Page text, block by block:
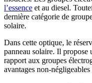
l’essence et au diesel.
dernière catégorie de
solaire.
Dans cette optique, le
panneau solaire. Il propose
rapport aux groupes
avantages non-